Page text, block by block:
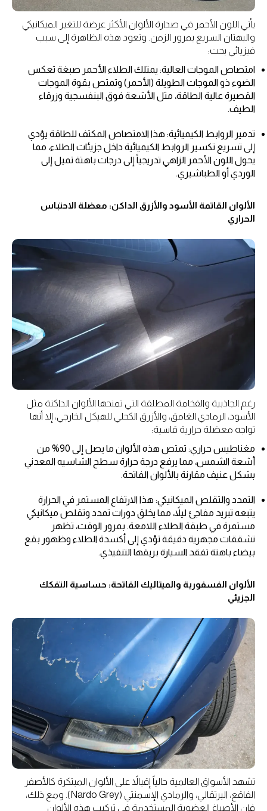
يأتي اللون الأحمر في صدارة الألوان الأكثر عرضة للتغير الميكانيكي
والبهتان السريع بمرور الزمن. وتعود هذه الظاهرة إلى سبب
فيزيائي بحت:
امتصاص الموجات العالية: يمتلك الطلاء الأحمر صبغة تعكس
الضوء ذو الموجات الطويلة (الأحمر) وتمتص بقوة الموجات
القصيرة عالية الطاقة، مثل الأشعة فوق البنفسجية وزرقاء
الطيف.
تدمير الروابط الكيميائية: هذا الامتصاص المكثف للطاقة يؤدي
إلى تسريع تكسير الروابط الكيميائية داخل جزيئات الطلاء، مما
يحول اللون الأحمر الزاهي تدريجياً إلى درجات باهتة تميل إلى
الوردي أو الطباشيري.
الألوان القاتمة الأسود والأزرق الداكن: معضلة الاحتباس
الحراري
رغم الجاذبية والفخامة المطلقة التي تمنحها الألوان الداكنة مثل
الأسود، الرمادي الغامق، والأزرق الكحلي للهيكل الخارجي، إلا أنها
تواجه معضلة حرارية قاسية:
مغناطيس حراري: تمتص هذه الألوان ما يصل إلى 90% من
أشعة الشمس، مما يرفع درجة حرارة سطح الشاسيه المعدني
بشكل عنيف مقارنة بالألوان الفاتحة.
التمدد والتقلص الميكانيكي: هذا الارتفاع المستمر في الحرارة
يتبعه تبريد مفاجئ ليلاً، مما يخلق دورات تمدد وتقلص ميكانيكي
مستمرة في طبقة الطلاء اللامعة. بمرور الوقت، تظهر
تشققات مجهرية دقيقة تؤدي إلى أكسدة الطلاء وظهور بقع
بيضاء باهتة تفقد السيارة بريقها التنفيذي.
الألوان الفسفورية والميتاليك الفاتحة: حساسية التفكك
الجزيئي
تشهد الأسواق العالمية حالياً إقبالاً على الألوان المبتكرة كالأصفر
الفاقع، البرتقالي، والرمادي الإسمنتي (Nardo Grey). ومع ذلك،
فإن الأصباغ العضوية المستخدمة في تركيب هذه الألوان